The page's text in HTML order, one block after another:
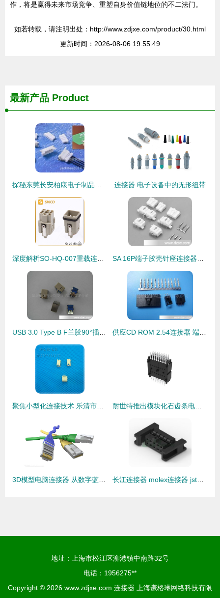
作，将是赢得未来市场竞争、重塑自身价值链地位的不二法门。
如若转载，请注明出处：http://www.zdjxe.com/product/30.html
更新时间：2026-08-06 19:55:49
最新产品 Product
探秘东莞长安柏康电子制品厂 连接器端子的专业匠心 连接器 电子设备中的无形纽带
深度解析SO-HQ-007重载连接器 工业连接的可靠之选 SA 16P端子胶壳针座连接器详解 高性能接插件的应用与选型指南
USB 3.0 Type B F兰胶90°插板式连接器产品详解与应用 供应CD ROM 2.54连接器 端子接插件的精准之选
聚焦小型化连接技术 乐清市兴金德电器厂1.25mm间距贴片针座解析 耐世特推出模块化石齿条电动助力转向系统 连接器在紧凑设计中集成
3D模型电脑连接器 从数字蓝图到物理世界的关键节点 长江连接器 molex连接器 jst连接器 排针排母 接插件 线束加工
地址：上海市松江区泖港镇中南路32号
电话：1956275**
Copyright © 2026 www.zdjxe.com 连接器 上海谦格琳网络科技有限